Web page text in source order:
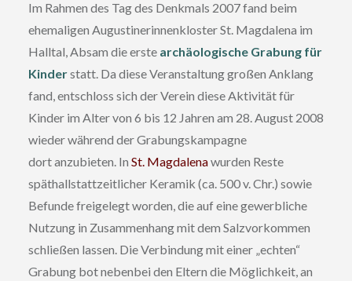
Im Rahmen des Tag des Denkmals 2007 fand beim
ehemaligen Augustinerinnenkloster St. Magdalena im
Halltal, Absam die erste archäologische Grabung für
Kinderstatt. Da diese Veranstaltung großen Anklang
fand, entschloss sich der Verein diese Aktivität für
Kinder im Alter von 6 bis 12 Jahren am 28. August 2008
wieder während der Grabungskampagne
dort anzubieten. In St. Magdalenawurden Reste
späthallstattzeitlicher Keramik (ca. 500 v. Chr.) sowie
Befunde freigelegt worden, die auf eine gewerbliche
Nutzung in Zusammenhang mit dem Salzvorkommen
schließen lassen. Die Verbindung mit einer „echten“
Grabung bot nebenbei den Eltern die Möglichkeit, an